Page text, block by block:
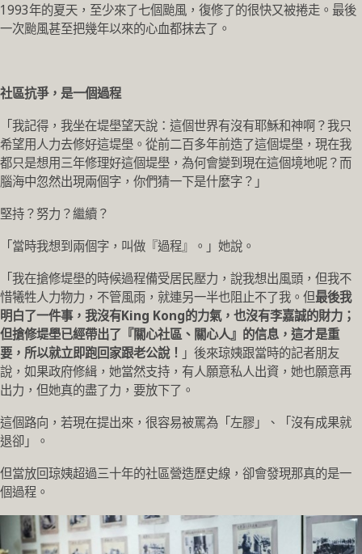
1993年的夏天，至少來了七個颱風，復修了的很快又被捲走。最後
一次颱風甚至把幾年以來的心血都抹去了。
社區抗爭，是一個過程
「我記得，我坐在堤壆望天說：這個世界有沒有耶穌和神啊？我只
希望用人力去修好這堤壆。從前二百多年前造了這個堤壆，現在我
都只是想用三年修理好這個堤壆，為何會變到現在這個境地呢？而
腦海中忽然出現兩個字，你們猜一下是什麼字？」
堅持？努力？繼續？
「當時我想到兩個字，叫做『過程』。」她說。
「我在搶修堤壆的時候過程備受居民壓力，說我想出風頭，但我不
惜犧牲人力物力，不管風雨，就連另一半也阻止不了我。但最後我
明白了一件事，我沒有King Kong的力氣，也沒有李嘉誠的財力；
但搶修堤壆已經帶出了『關心社區、關心人』的信息，這才是重
要，所以就立即跑回家跟老公說！ 」後來琼姨跟當時的記者朋友
說，如果政府修緝，她當然支持，有人願意私人出資，她也願意再
出力，但她真的盡了力，要放下了。
這個路向，若現在提出來，很容易被罵為「左膠」、「沒有成果就
退卻」。
但當放回琼姨超過三十年的社區營造歷史線，卻會發現那真的是一
個過程。